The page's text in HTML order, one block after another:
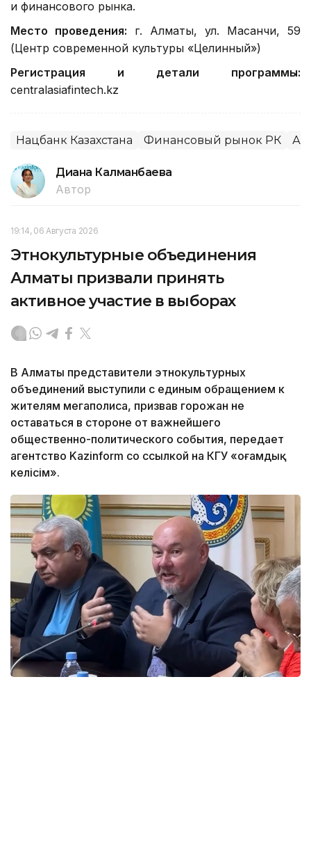
и финансового рынка.
Место проведения: г. Алматы, ул. Масанчи, 59
(Центр современной культуры «Целинный»)
Регистрация и детали программы:
centralasiafintech.kz
Нацбанк Казахстана Финансовый рынок РК
Диана Калманбаева
Автор
19:14, 06 Августа 2026
Этнокультурные объединения
Алматы призвали принять
активное участие в выборах
В Алматы представители этнокультурных
объединений выступили с единым обращением к
жителям мегаполиса, призвав горожан не
оставаться в стороне от важнейшего
общественно-политического события, передает
агентство Kazinform со ссылкой на КГУ «Қоғамдық
келісім».